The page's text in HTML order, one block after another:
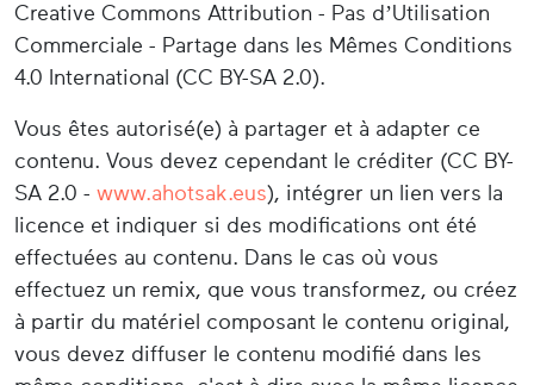
Creative Commons Attribution - Pas d’Utilisation
Commerciale - Partage dans les Mêmes Conditions
4.0 International (CC BY-SA 2.0).
Vous êtes autorisé(e) à partager et à adapter ce
contenu. Vous devez cependant le créditer (CC BY-
SA 2.0 - www.ahotsak.eus), intégrer un lien vers la
licence et indiquer si des modifications ont été
effectuées au contenu. Dans le cas où vous
effectuez un remix, que vous transformez, ou créez
à partir du matériel composant le contenu original,
vous devez diffuser le contenu modifié dans les